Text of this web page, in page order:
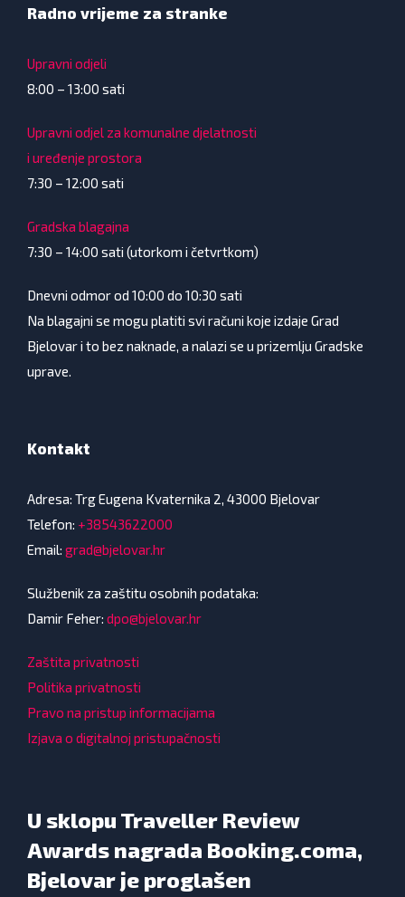
Radno vrijeme za stranke
Upravni odjeli
8:00 – 13:00 sati
Upravni odjel za komunalne djelatnosti
i uređenje prostora
7:30 – 12:00 sati
Gradska blagajna
7:30 – 14:00 sati (utorkom i četvrtkom)
Dnevni odmor od 10:00 do 10:30 sati
Na blagajni se mogu platiti svi računi koje izdaje Grad
Bjelovar i to bez naknade, a nalazi se u prizemlju Gradske
uprave.
Kontakt
Adresa: Trg Eugena Kvaternika 2, 43000 Bjelovar
Telefon: +38543622000
Email: grad@bjelovar.hr
Službenik za zaštitu osobnih podataka:
Damir Feher: dpo@bjelovar.hr
Zaštita privatnosti
Politika privatnosti
Pravo na pristup informacijama
Izjava o digitalnoj pristupačnosti
U sklopu Traveller Review
Awards nagrada Booking.coma,
Bjelovar je proglašen